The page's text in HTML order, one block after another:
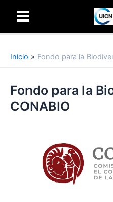
Main
Inicio Fondo para la
Fondo para la
CONABIO